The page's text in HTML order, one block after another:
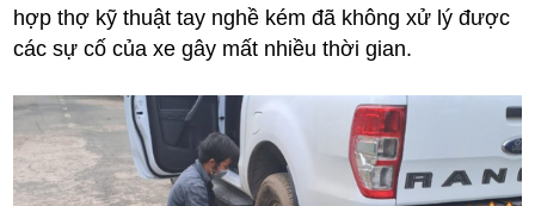
hợp thợ kỹ thuật tay nghề kém đã không xử lý được
các sự cố của xe gây mất nhiều thời gian.